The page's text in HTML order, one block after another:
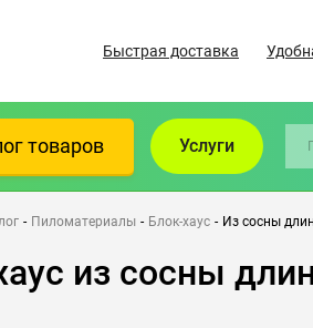
Быстрая доставка
товаров Услуги
- Пиломатериалы - Блок-хаус - Из сосны
из сосны